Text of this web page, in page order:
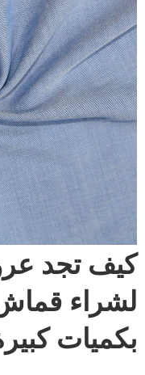
كيف تجد
لشراء
بكميات